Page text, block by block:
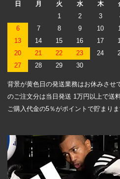
日
月 火 水 木
1
2 3
6
7 8 9 10
13
14 15 16 17
20
21 22 23 24
27
28 29 30
背景が黄色日の発送業務はお休みさせ
のご注文分は当日発送 1万円以上で送
ご購入代金の5％がポイントで貯まりま